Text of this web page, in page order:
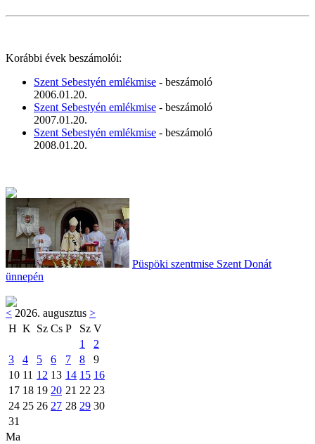
Korábbi évek beszámolói:
Szent Sebestyén emlékmise - beszámoló
2006.01.20.
Szent Sebestyén emlékmise - beszámoló
2007.01.20.
Szent Sebestyén emlékmise - beszámoló
2008.01.20.
Püspöki szentmise Szent Donát
ünnepén
< 2026. augusztus >
H K Sz Cs P Sz V
1
2
3
4 5 6 7 8
9
10 11 12 13 14 15 16
17 18 19 20 21 22 23
24 25 26 27 28 29 30
31
Ma